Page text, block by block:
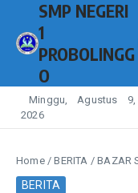
Lewati ke konten
SMP NEGERI
1
PROBOLINGG
O
Minggu, Agustus 9,
2026
Home/BERITA /BAZAR
BERITA